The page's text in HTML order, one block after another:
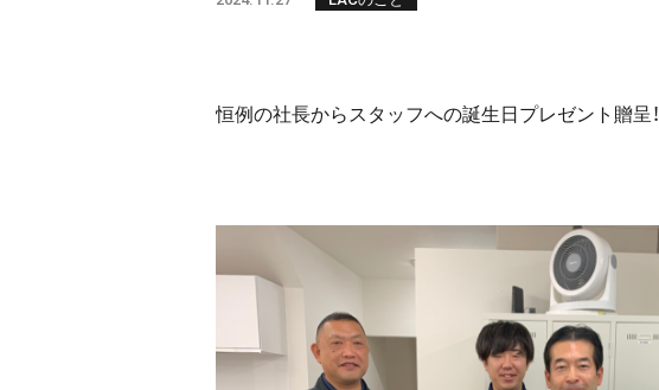
恒例の社長からスタッフへの誕生日プレゼント贈呈！